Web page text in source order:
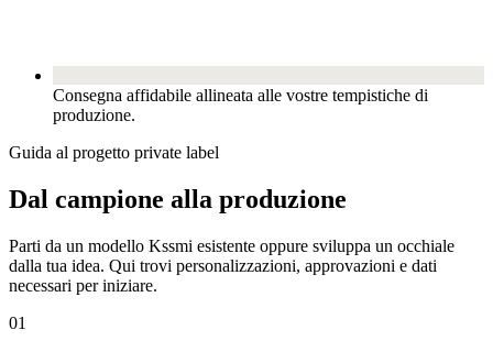
Consegna affidabile allineata alle vostre tempistiche di
produzione.
Guida al progetto private label
Dal campione alla produzione
Parti da un modello Kssmi esistente oppure sviluppa un occhiale
dalla tua idea. Qui trovi personalizzazioni, approvazioni e dati
necessari per iniziare.
01